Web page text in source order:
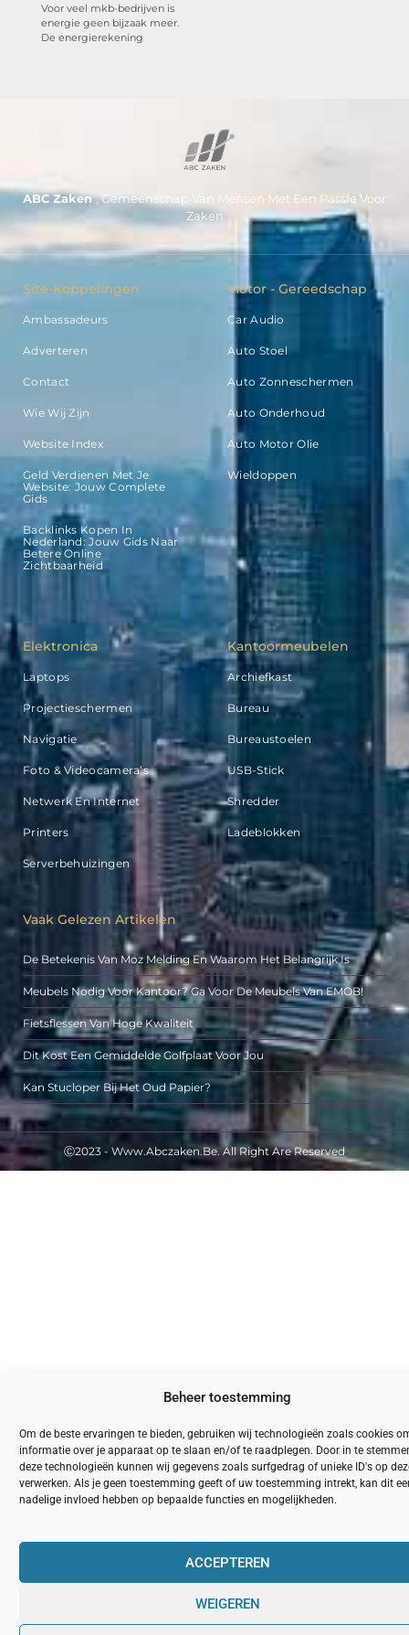
Beheer toestemming
Om de beste ervaringen te bieden, gebruiken wij technologieën zoals cookies
informatie over je apparaat op te slaan en/of te raadplegen. Door in te
deze technologieën kunnen wij gegevens zoals surfgedrag of unieke ID's op
verwerken. Als je geen toestemming geeft of uw toestemming intrekt, kan dit
nadelige invloed hebben op bepaalde functies en mogelijkheden.
ACCEPTEREN
WEIGEREN
Voor veel mkb-bedrijven is
energie geen bijzaak meer.
De energierekening
ABC Zaken, Gemeenschap Van Mensen Met Een Passie Voor
Zaken
Site-Koppelingen
Ambassadeurs
Adverteren
Contact
Wie Wij Zijn
Website Index
Geld Verdienen Met Je
Website: Jouw Complete
Gids
Backlinks Kopen In
Nederland: Jouw Gids Naar
Betere Online
Zichtbaarheid
Motor - Gereedschap
Car Audio
Auto Stoel
Auto Zonneschermen
Auto Onderhoud
Auto Motor Olie
Wieldoppen
Elektronica
Laptops
Projectieschermen
Navigatie
Foto & Videocamera’s
Netwerk En Internet
Printers
Serverbehuizingen
Kantoormeubelen
Archiefkast
Bureau
Bureaustoelen
USB-Stick
Shredder
Ladeblokken
Vaak Gelezen Artikelen
De Betekenis Van Moz Melding En Waarom Het Belangrijk Is
Meubels Nodig Voor Kantoor? Ga Voor De Meubels Van EMOB!
Fietsflessen Van Hoge Kwaliteit
Dit Kost Een Gemiddelde Golfplaat Voor Jou
Kan Stucloper Bij Het Oud Papier?
Ⓒ2023 - Www.abczaken.be. All Right Are Reserved